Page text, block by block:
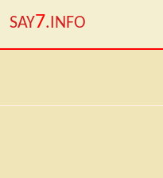
SAY7.INFO